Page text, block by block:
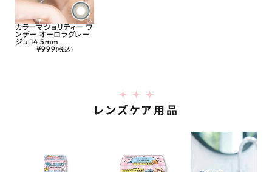
カラーマジョリティー ワ
ンデー オーロラグレー
ジュ 14.5mm
¥999(税込)
レンズケア用品